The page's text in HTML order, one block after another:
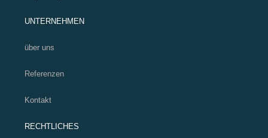
UNTERNEHMEN
über uns
Referenzen
Kontakt
RECHTLICHES